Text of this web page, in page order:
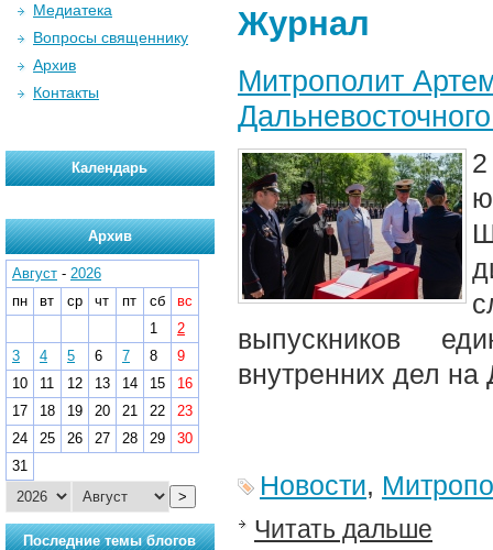
Журнал
Митрополит
выпускников
внутренних дел
Новости,
Читать дальше
Медиатека
Вопросы священнику
Архив
Контакты
Календарь
Архив
Август - 2026
пн
вт ср чт пт сб
вс
1
2
3
4 5 6 7 8
9
10
11 12 13 14 15
16
17
18 19 20 21 22
23
24
25 26 27 28 29
30
31
>
Последние темы блогов